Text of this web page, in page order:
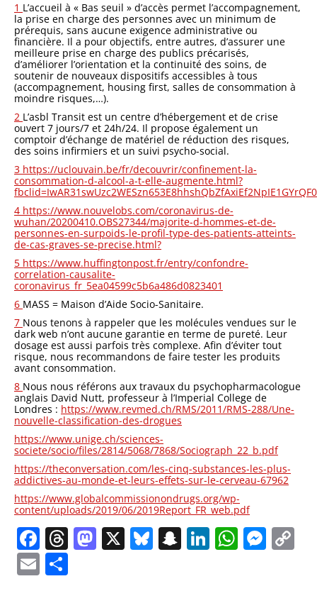
1 L’accueil à « Bas seuil » d’accès permet l’accompagnement,
la prise en charge des personnes avec un minimum de
prérequis, sans aucune exigence administrative ou
financière. Il a pour objectifs, entre autres, d’assurer une
meilleure prise en charge des publics précarisés,
d’améliorer l’orientation et la continuité des soins, de
soutenir de nouveaux dispositifs accessibles à tous
(accompagnement, housing first, salles de consommation à
moindre risques,…).
2 L’asbl Transit est un centre d’hébergement et de crise
ouvert 7 jours/7 et 24h/24. Il propose également un
comptoir d’échange de matériel de réduction des risques,
des soins infirmiers et un suivi psycho-social.
3 https://uclouvain.be/fr/decouvrir/confinement-la-
consommation-d-alcool-a-t-elle-augmente.html?
4 https://www.nouvelobs.com/coronavirus-de-
wuhan/20200410.OBS27344/majorite-d-hommes-et-de-
personnes-en-surpoids-le-profil-type-des-patients-atteints-
de-cas-graves-se-precise.html?
5 https://www.huffingtonpost.fr/entry/confondre-
correlation-causalite-
coronavirus_fr_5ea04599c5b6a486d0823401
6 MASS = Maison d’Aide Socio-Sanitaire.
7 Nous tenons à rappeler que les molécules vendues sur le
dark web n’ont aucune garantie en terme de pureté. Leur
dosage est aussi parfois très complexe. Afin d’éviter tout
risque, nous recommandons de faire tester les produits
avant consommation.
8 Nous nous référons aux travaux du psychopharmacologue
anglais David Nutt, professeur à l’Imperial College de
Londres : https://www.revmed.ch/RMS/2011/RMS-288/Une-
nouvelle-classification-des-drogues
https://www.unige.ch/sciences-
societe/socio/files/2814/5068/7868/Sociograph_22_b.pdf
https://theconversation.com/les-cinq-substances-les-plus-
addictives-au-monde-et-leurs-effets-sur-le-cerveau-67962
https://www.globalcommissionondrugs.org/wp-
content/uploads/2019/06/2019Report_FR_web.pdf
Facebook
Threads
Mastodon
X Bluesky
Snapchat
LinkedIn
Email